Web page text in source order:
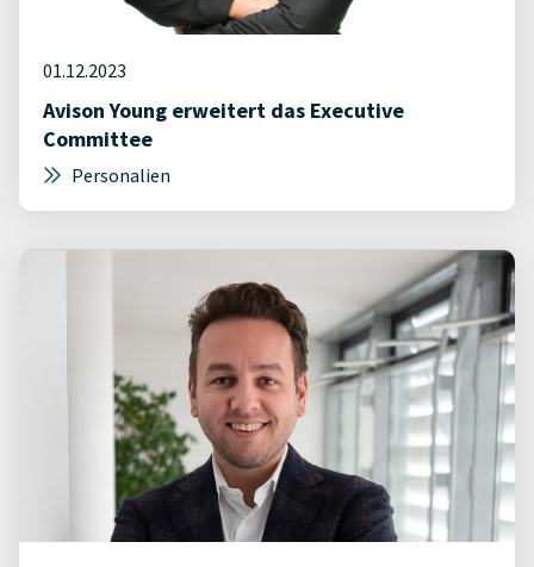
01.12.2023
Avison Young erweitert das Executive
Committee
Personalien